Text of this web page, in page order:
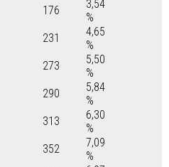
176
3,54
%
231
4,65
%
273
5,50
%
290
5,84
%
313
6,30
%
352
7,09
%